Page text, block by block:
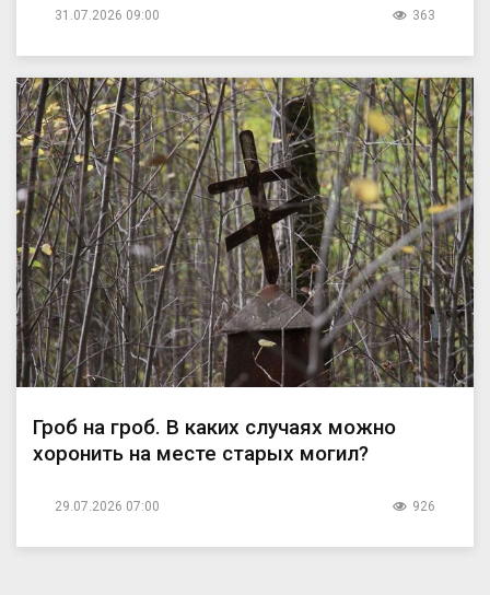
31.07.2026 09:00 363
Гроб на гроб. В каких случаях можно
хоронить на месте старых могил?
29.07.2026 07:00 926